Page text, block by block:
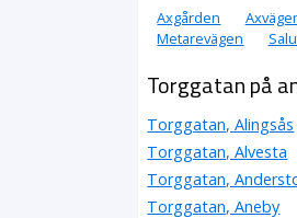
Axgården
Metarevägen
Torggatan på
Torggatan, Alingsås
Torggatan, Alvesta
Torggatan,
Torggatan, Aneby